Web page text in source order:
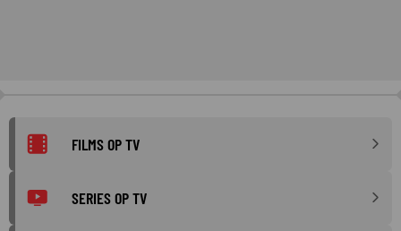
FILMS OP TV
SERIES OP TV